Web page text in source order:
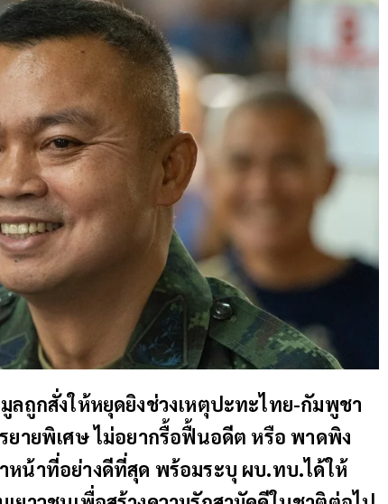
ถูกสั่งให้หยุดยิงช่วงเหตุปะทะไทย-กัมพูชา
ยายพิเศษ ไม่อยากรื้อฟื้นอดีต หรือ พาดพิง
น้าที่อย่างดีที่สุด พร้อมระบุ ผบ.ทบ.ได้ให้